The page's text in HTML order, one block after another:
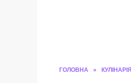
ГОЛОВНА » КУЛІНАРІЯ